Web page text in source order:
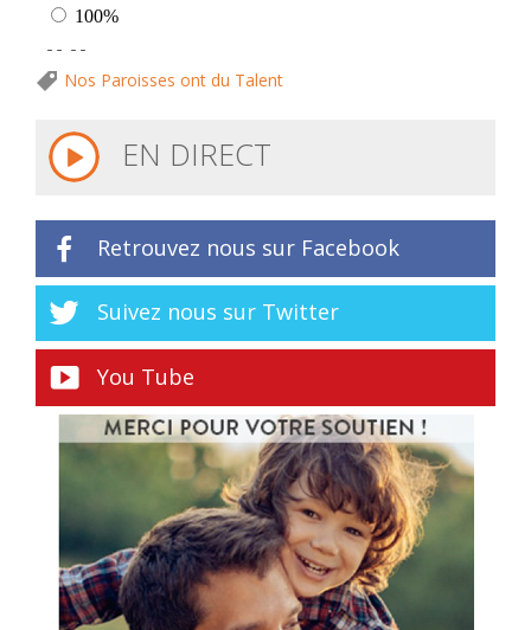
Nos Paroisses ont du Talent
EN DIRECT
Retrouvez nous sur Facebook
Suivez nous sur Twitter
You Tube